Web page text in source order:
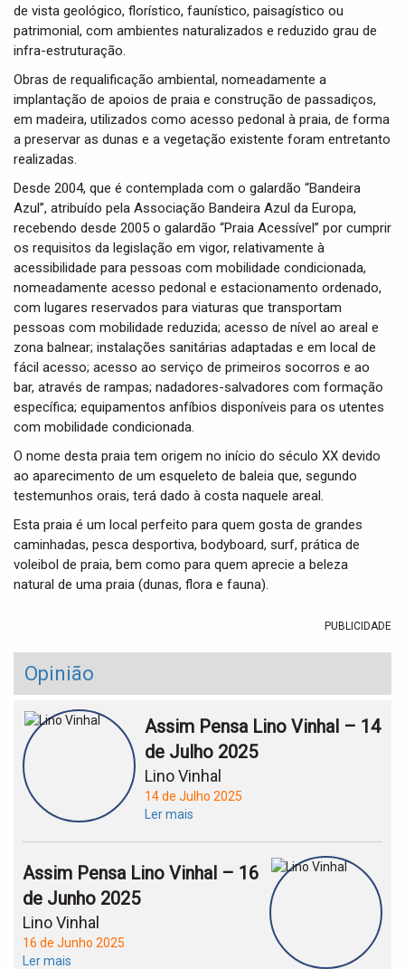
de vista geológico, florístico, faunístico, paisagístico ou
patrimonial, com ambientes naturalizados e reduzido grau de
infra-estruturação.
Obras de requalificação ambiental, nomeadamente a
implantação de apoios de praia e construção de passadiços,
em madeira, utilizados como acesso pedonal à praia, de forma
a preservar as dunas e a vegetação existente foram entretanto
realizadas.
Desde 2004, que é contemplada com o galardão “Bandeira
Azul”, atribuído pela Associação Bandeira Azul da Europa,
recebendo desde 2005 o galardão “Praia Acessível” por cumprir
os requisitos da legislação em vigor, relativamente à
acessibilidade para pessoas com mobilidade condicionada,
nomeadamente acesso pedonal e estacionamento ordenado,
com lugares reservados para viaturas que transportam
pessoas com mobilidade reduzida; acesso de nível ao areal e
zona balnear; instalações sanitárias adaptadas e em local de
fácil acesso; acesso ao serviço de primeiros socorros e ao
bar, através de rampas; nadadores-salvadores com formação
específica; equipamentos anfíbios disponíveis para os utentes
com mobilidade condicionada.
O nome desta praia tem origem no início do século XX devido
ao aparecimento de um esqueleto de baleia que, segundo
testemunhos orais, terá dado à costa naquele areal.
Esta praia é um local perfeito para quem gosta de grandes
caminhadas, pesca desportiva, bodyboard, surf, prática de
voleibol de praia, bem como para quem aprecie a beleza
natural de uma praia (dunas, flora e fauna).
PUBLICIDADE
Opinião
Assim Pensa Lino Vinhal – 14
de Julho 2025
Lino Vinhal
14 de Julho 2025
Ler mais
Assim Pensa Lino Vinhal – 16
de Junho 2025
Lino Vinhal
16 de Junho 2025
Ler mais